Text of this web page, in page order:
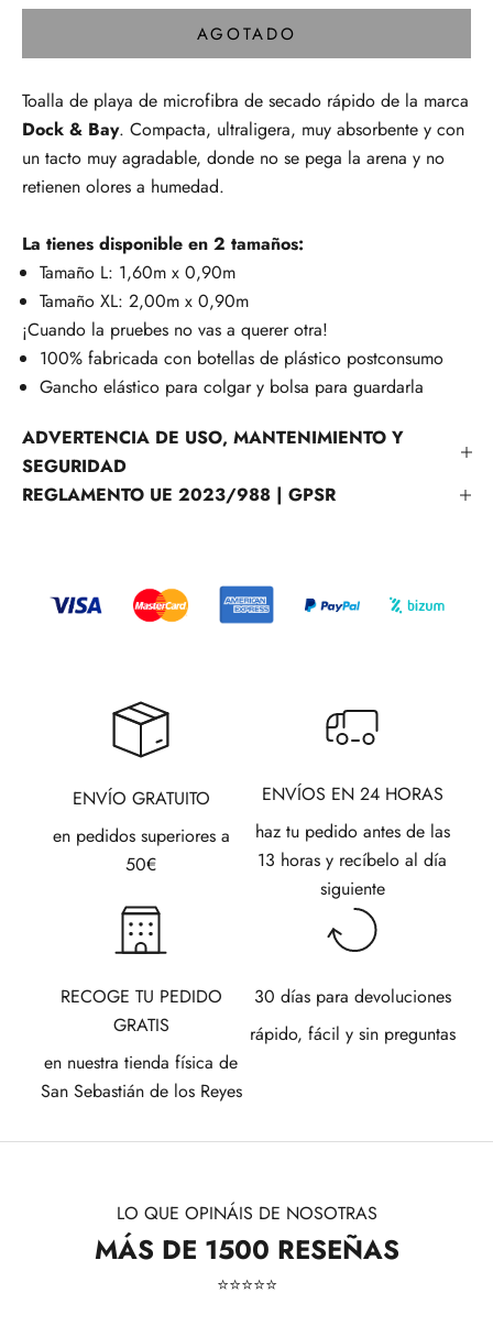
AGOTADO
Toalla de playa de microfibra de secado rápido de la marca
Dock & Bay. Compacta, ultraligera, muy absorbente y con
un tacto muy agradable, donde no se pega la arena y no
retienen olores a humedad.
La tienes disponible en 2 tamaños:
Tamaño L: 1,60m x 0,90m
Tamaño XL: 2,00m x 0,90m
¡Cuando la pruebes no vas a querer otra!
100% fabricada con botellas de plástico postconsumo
Gancho elástico para colgar y bolsa para guardarla
ADVERTENCIA DE USO, MANTENIMIENTO Y
SEGURIDAD
REGLAMENTO UE 2023/988 | GPSR
ENVÍO GRATUITO
en pedidos superiores a
50€
ENVÍOS EN 24 HORAS
haz tu pedido antes de las
13 horas y recíbelo al día
siguiente
RECOGE TU PEDIDO
GRATIS
en nuestra tienda física de
San Sebastián de los Reyes
30 días para devoluciones
rápido, fácil y sin preguntas
LO QUE OPINÁIS DE NOSOTRAS
MÁS DE 1500 RESEÑAS
⭐​⭐​⭐​⭐​⭐​